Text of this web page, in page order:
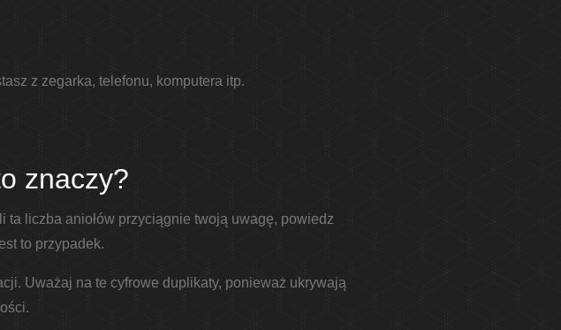
z zegarka, telefonu, komputera itp.
znaczy?
liczba aniołów przyciągnie twoją uwagę, powiedz
to przypadek.
Uważaj na te cyfrowe duplikaty, ponieważ ukrywają